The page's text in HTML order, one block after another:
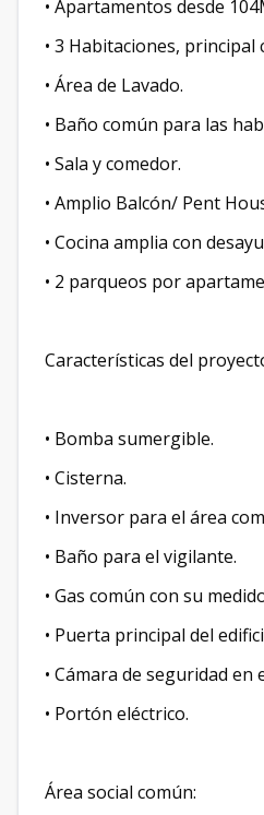
• Apartamentos desde
• 3 Habitaciones,
• Área de Lavado.
• Baño común para las
• Sala y comedor.
• Amplio Balcón/ Pent
• Cocina amplia con
• 2 parqueos por
Características del
• Bomba sumergible.
• Cisterna.
• Inversor para el área
• Baño para el vigilante.
• Gas común con su
• Puerta principal del
• Cámara de seguridad
• Portón eléctrico.
Área social común: